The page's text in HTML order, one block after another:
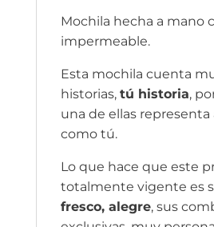
Mochila hecha a mano
impermeable.
Esta mochila cuenta
historias, tú historia,
una de ellas representa
como tú.
Lo que hace que este
totalmente vigente es
fresco, alegre, sus